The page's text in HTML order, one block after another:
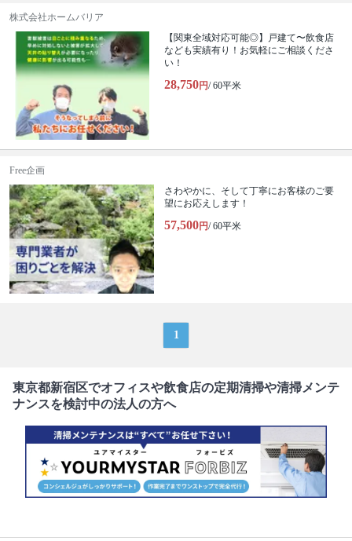
株式会社ホームバリア
【関東全域対応可能◎】戸建て〜飲食店
なども実績有り！お気軽にご相談くださ
い！
28,750円/ 60平米
Free企画
さわやかに、そして丁寧にお客様のご要
望にお応えします！
57,500円/ 60平米
1
東京都新宿区でオフィスや飲食店の定期清掃や清掃メンテ
ナンスを検討中の法人の方へ